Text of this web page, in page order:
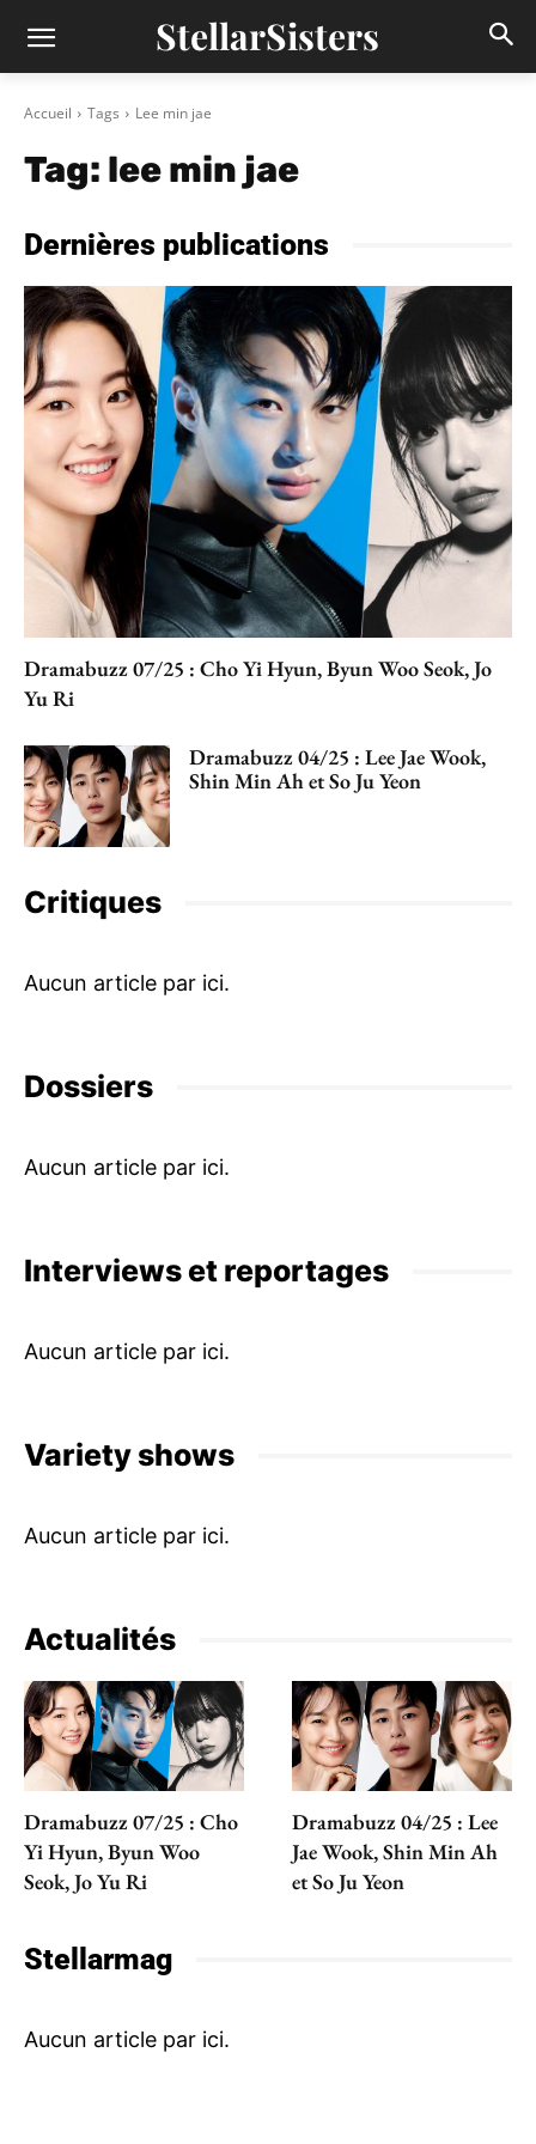
StellarSisters
Accueil Tags Lee min jae
Tag: lee min jae
Dernières publications
Dramabuzz 07/25 : Cho Yi Hyun, Byun Woo Seok, Jo
Yu Ri
Dramabuzz 04/25 : Lee Jae Wook,
Shin Min Ah et So Ju Yeon
Critiques
Dossiers
Interviews et reportages
Variety shows
Actualités
Dramabuzz 07/25 : Cho
Yi Hyun, Byun Woo
Seok, Jo Yu Ri
Dramabuzz 04/25 : Lee
Jae Wook, Shin Min Ah
et So Ju Yeon
Stellarmag